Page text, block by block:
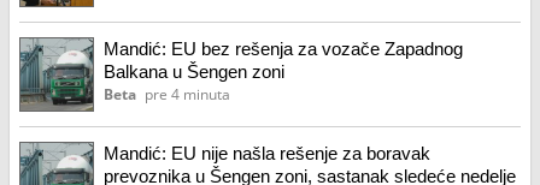
Mandić: EU bez rešenja za vozače Zapadnog
Balkana u Šengen zoni
Beta pre 4 minuta
Mandić: EU nije našla rešenje za boravak
prevoznika u Šengen zoni, sastanak sledeće nedelje